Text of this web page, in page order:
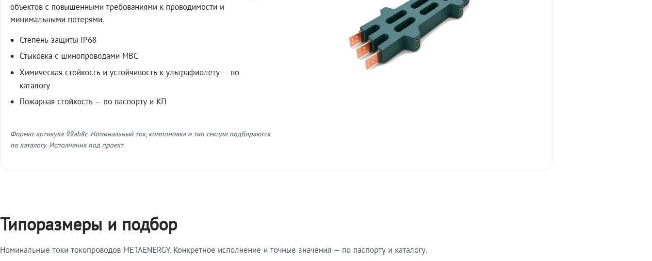
объектов с повышенными требованиями к проводимости и
минимальными потерями.
Степень защиты IP68
Стыковка с шинопроводами МВС
Химическая стойкость и устойчивость к ультрафиолету — по
каталогу
Пожарная стойкость — по паспорту и КП
Формат артикула 99ab8c. Номинальный ток, компоновка и тип секции подбираются
по каталогу. Исполнения под проект.
Типоразмеры и подбор
Номинальные токи токопроводов METAENERGY. Конкретное исполнение и точные значения — по паспорту и каталогу.